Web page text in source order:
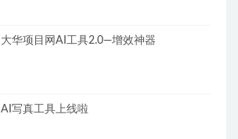
大华项目网AI工具2.0—增效神器
AI写真工具上线啦